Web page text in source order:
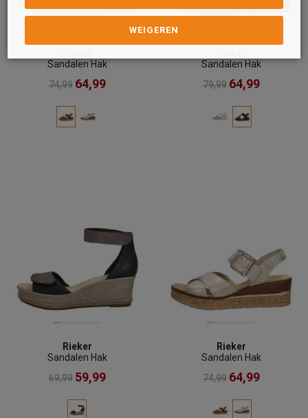
Sandalen Hak
74,99 64,99
Sandalen Hak
79,99 64,99
Rieker
Sandalen Hak
69,99 59,99
Rieker
Sandalen Hak
74,99 64,99
WEIGEREN